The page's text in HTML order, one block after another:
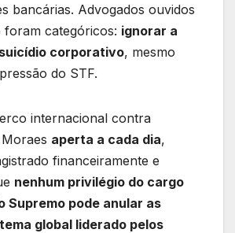
bancárias. Advogados ouvidos
foram categóricos: ignorar a
corporativo, mesmo
do STF.
internacional contra
aperta a cada dia,
financeiramente e
nenhum privilégio do cargo
Supremo pode anular as
global liderado pelos